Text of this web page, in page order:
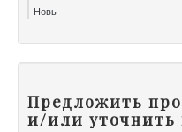
Новь
Предложить
и/или